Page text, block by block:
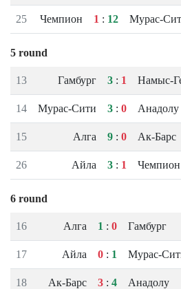
25 Чемпион 1 : 12 Мурас-
5 round
13 Гамбург 3 : 1 Намыс-
14 Мурас-Сити 3 : 0 Анадолу
15 Алга 9 : 0 Ак-Барс
26 Айла 3 : 1 Чемпион
6 round
16 Алга 1 : 0 Гамбург
17 Айла 0 : 1 Мурас-
18 Ак-Барс 3 : 4 Анадолу